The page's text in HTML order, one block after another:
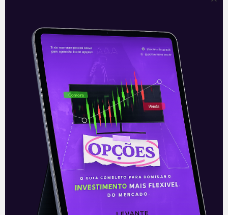
A recuperação dos shopping
centers
As vendas em shopping centers em todo
o país mostram sinais de recuperação
mais firme neste terceiro trimestre, após
o início da flexibilização dos horários
Leia mais